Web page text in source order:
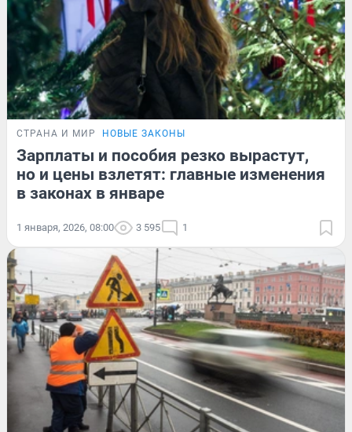
СТРАНА И МИР НОВЫЕ ЗАКОНЫ
Зарплаты и пособия резко вырастут,
но и цены взлетят: главные изменения
в законах в январе
1 января, 2026, 08:00 3 595 1